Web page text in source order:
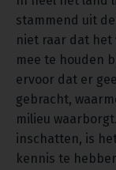
stammend uit
niet raar dat het
mee te houden
ervoor dat er
gebracht,
milieu
inschatten, is
kennis te